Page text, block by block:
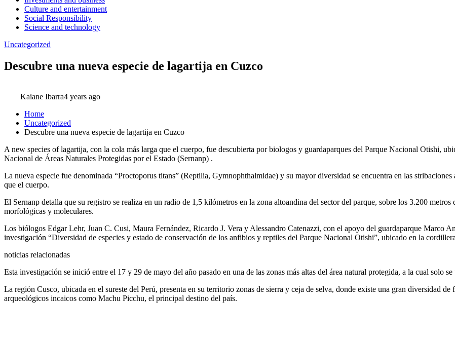
Culture and entertainment
Social Responsibility
Science and technology
Uncategorized
Descubre una nueva especie de lagartija en Cuzco
Kaiane Ibarra4 years ago
Home
Uncategorized
Descubre una nueva especie de lagartija en Cuzco
A new species of lagartija, con la cola más larga que el cuerpo, fue descubierta por biologos y guardaparques del Parque Nacional Otishi,
Nacional de Áreas Naturales Protegidas por el Estado (Sernanp) .
La nueva especie fue denominada “Proctoporus titans” (Reptilia, Gymnophthalmidae) y su mayor diversidad se encuentra en las stribaciones
que el cuerpo.
El Sernanp detalla que su registro se realiza en un radio de 1,5 kilómetros en la zona altoandina del sector del parque, sobre los 3.200
morfológicas y moleculares.
Los biólogos Edgar Lehr, Juan C. Cusi, Maura Fernández, Ricardo J. Vera y Alessandro Catenazzi, con el apoyo del guardaparque Marco
investigación “Diversidad de especies y estado de conservación de los anfibios y reptiles del Parque Nacional Otishi”, ubicado en la
noticias relacionadas
Esta investigación se inició entre el 17 y 29 de mayo del año pasado en una de las zonas más altas del área natural protegida, a la cual solo
La región Cusco, ubicada en el sureste del Perú, presenta en su territorio zonas de sierra y ceja de selva, donde existe una gran diversidad
arqueológicos incaicos como Machu Picchu, el principal destino del país.